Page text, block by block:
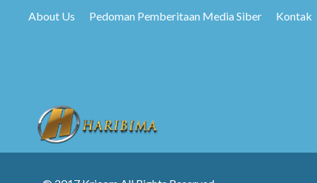
About Us Pedoman Pemberitaan Media Siber Kontak